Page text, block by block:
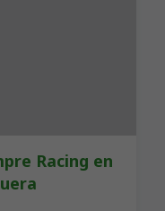
Racing en